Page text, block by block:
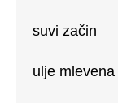
suvi začin
ulje